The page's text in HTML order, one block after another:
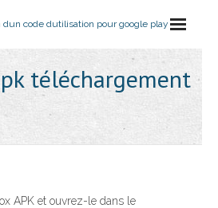
dun code dutilisation pour google play
téléchargement
APK et ouvrez-le dans le